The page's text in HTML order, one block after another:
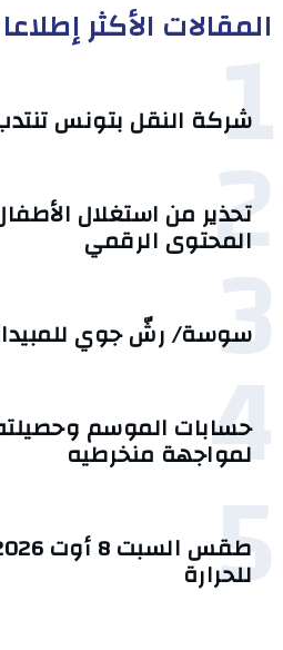
المقالات الأكثر إطلاعا
1
شركة النقل بتونس
2
تحذير من استغلال
المحتوى الرقمي
3
سوسة/ رشّ جوي
4
حسابات الموسم
لمواجهة منخرطيه
5
للحرارة